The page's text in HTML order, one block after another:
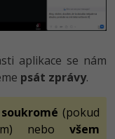
aplikace se nám
psát zprávy.
soukromé (pokud
nebo všem